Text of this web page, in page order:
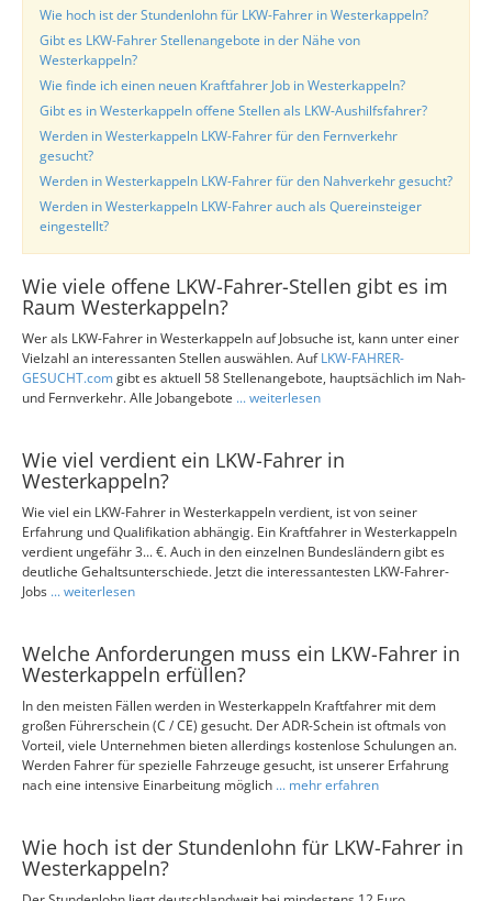
Wie hoch ist der Stundenlohn für LKW-Fahrer in Westerkappeln?
Gibt es LKW-Fahrer Stellenangebote in der Nähe von
Westerkappeln?
Wie finde ich einen neuen Kraftfahrer Job in Westerkappeln?
Gibt es in Westerkappeln offene Stellen als LKW-Aushilfsfahrer?
Werden in Westerkappeln LKW-Fahrer für den Fernverkehr
gesucht?
Werden in Westerkappeln LKW-Fahrer für den Nahverkehr gesucht?
Werden in Westerkappeln LKW-Fahrer auch als Quereinsteiger
eingestellt?
Wie viele offene LKW-Fahrer-Stellen gibt es im
Raum Westerkappeln?
Wer als LKW-Fahrer in Westerkappeln auf Jobsuche ist, kann unter einer
Vielzahl an interessanten Stellen auswählen. AufLKW-FAHRER-
GESUCHT.comgibt es aktuell 58 Stellenangebote, hauptsächlich im Nah-
und Fernverkehr. Alle Jobangebote ... weiterlesen
Wie viel verdient ein LKW-Fahrer in
Westerkappeln?
Wie viel ein LKW-Fahrer in Westerkappeln verdient, ist von seiner
Erfahrung und Qualifikation abhängig. Ein Kraftfahrer in Westerkappeln
verdient ungefähr 3... €. Auch in den einzelnen Bundesländern gibt es
deutliche Gehaltsunterschiede. Jetzt die interessantesten LKW-Fahrer-
Jobs ... weiterlesen
Welche Anforderungen muss ein LKW-Fahrer in
Westerkappeln erfüllen?
In den meisten Fällen werden in Westerkappeln Kraftfahrer mit dem
großen Führerschein (C / CE) gesucht. Der ADR-Schein ist oftmals von
Vorteil, viele Unternehmen bieten allerdings kostenlose Schulungen an.
Werden Fahrer für spezielle Fahrzeuge gesucht, ist unserer Erfahrung
nach eine intensive Einarbeitung möglich ... mehr erfahren
Wie hoch ist der Stundenlohn für LKW-Fahrer in
Westerkappeln?